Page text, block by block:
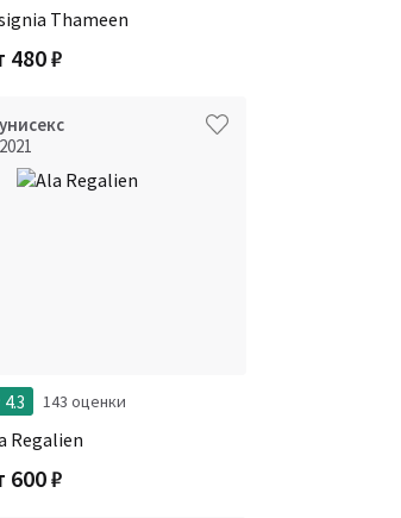
Thameen
480₽
унисекс
2021
4.3 143 оценки
Regalien
600₽